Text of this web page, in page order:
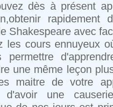
dès à présent
Shakespeare avec
les cours ennuyeux
permettre
une même leçon
maitre de votre
d'avoir une